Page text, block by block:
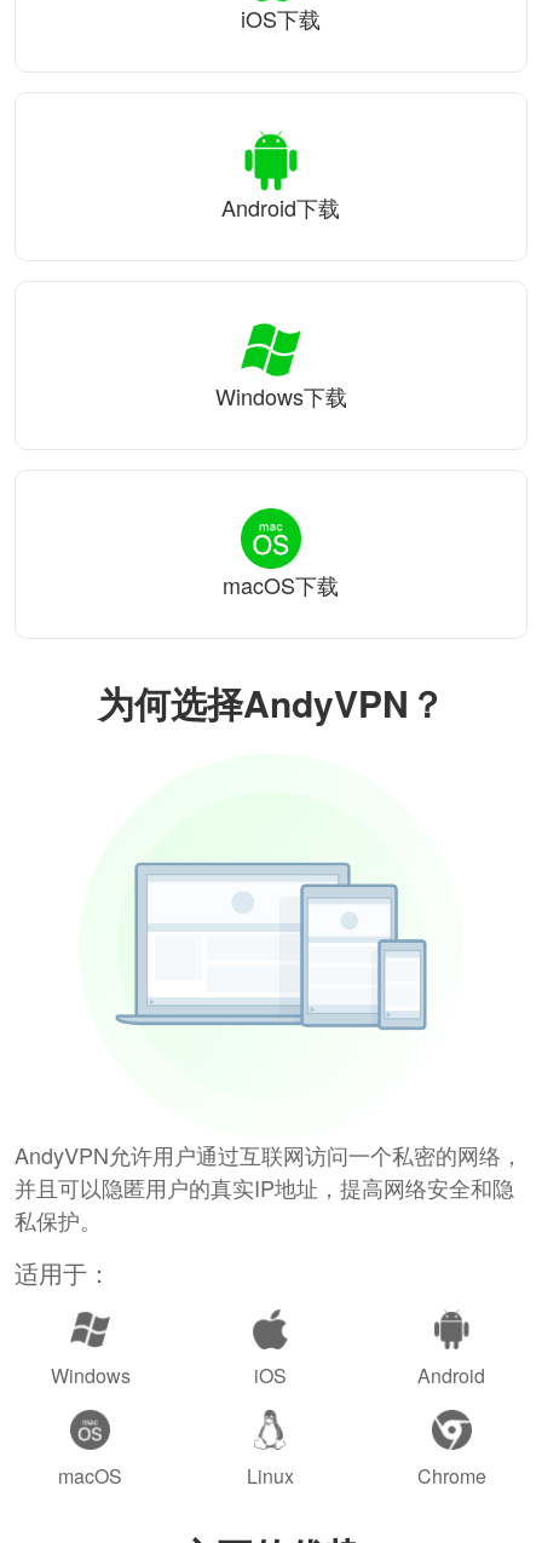
为何选择AndyVPN？
AndyVPN允许用户通过互联网访问一个私密的网络，
并且可以隐匿用户的真实IP地址，提高网络安全和隐
私保护。
适用于：
Windows iOS Android
macOS Linux Chrome
iOS下载
Android下载
Windows下载
macOS下载